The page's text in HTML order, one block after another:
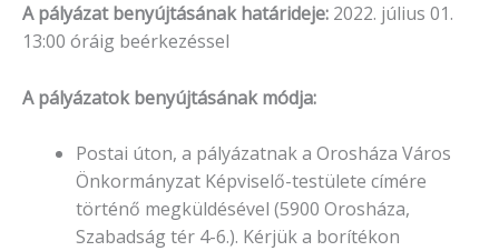
A pályázat benyújtásának határideje: 2022. július 01.
13:00 óráig beérkezéssel
A pályázatok benyújtásának módja:
Postai úton, a pályázatnak a Orosháza Város
Önkormányzat Képviselő-testülete címére
történő megküldésével (5900 Orosháza,
Szabadság tér 4-6.). Kérjük a borítékon